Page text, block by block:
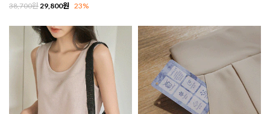
38,700원 29,800원 23%